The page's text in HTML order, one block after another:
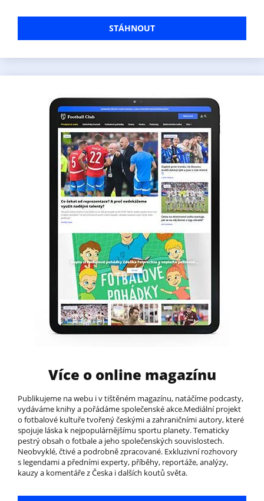
STÁHNOUT
Více o online magazínu
Publikujeme na webu i v tištěném magazínu, natáčíme podcasty,
vydáváme knihy a pořádáme společenské akce.Mediální projekt
o fotbalové kultuře tvořený českými a zahraničními autory, které
spojuje láska k nejpopulárnějšímu sportu planety. Tematicky
pestrý obsah o fotbale a jeho společenských souvislostech.
Neobvyklé, čtivé a podrobně zpracované. Exkluzivní rozhovory
s legendami a předními experty, příběhy, reportáže, analýzy,
kauzy a komentáře z Česka i dalších koutů světa.